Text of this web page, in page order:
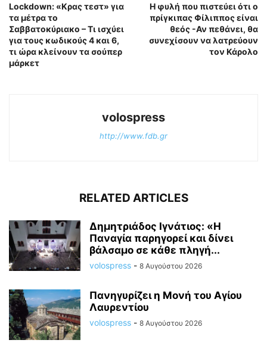
Lockdown: «Κρας τεστ» για
τα μέτρα το
Σαββατοκύριακο – Τι ισχύει
για τους κωδικούς 4 και 6,
τι ώρα κλείνουν τα σούπερ
μάρκετ
Η φυλή που πιστεύει ότι ο
πρίγκιπας Φίλιππος είναι
θεός -Αν πεθάνει, θα
συνεχίσουν να λατρεύουν
τον Κάρολο
volospress
http://www.fdb.gr
RELATED ARTICLES
Δημητριάδος Ιγνάτιος: «Η
Παναγία παρηγορεί και δίνει
βάλσαμο σε κάθε πληγή...
volospress - 8 Αυγούστου 2026
Πανηγυρίζει η Μονή του Αγίου
Λαυρεντίου
volospress - 8 Αυγούστου 2026